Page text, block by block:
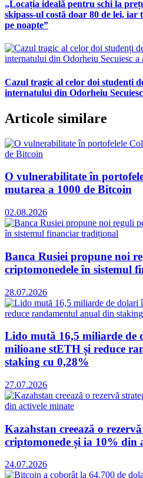
„Locația ideală pentru schi la
skipass-ul costă doar 80 de lei, iar
pe noapte”
Cazul tragic al celor doi studenți
internatului din Odorheiu
Articole similare
O vulnerabilitate în
mutarea a 1000 de Bitcoin
02.08.2026
Banca Rusiei propune noi
criptomonedele în sistemul
28.07.2026
Lido mută 16,5 miliarde de
milioane stETH și reduce
staking cu 0,28%
27.07.2026
Kazahstan creează o
criptomonede și ia 10% din
24.07.2026